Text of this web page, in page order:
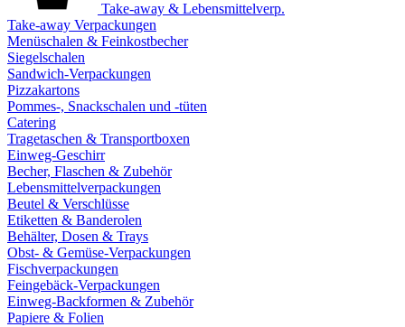
Take-away & Lebensmittelverp.
Take-away Verpackungen
Menüschalen & Feinkostbecher
Siegelschalen
Sandwich-Verpackungen
Pizzakartons
Pommes-, Snackschalen und -tüten
Catering
Tragetaschen & Transportboxen
Einweg-Geschirr
Becher, Flaschen & Zubehör
Lebensmittelverpackungen
Beutel & Verschlüsse
Etiketten & Banderolen
Behälter, Dosen & Trays
Obst- & Gemüse-Verpackungen
Fischverpackungen
Feingebäck-Verpackungen
Einweg-Backformen & Zubehör
Papiere & Folien